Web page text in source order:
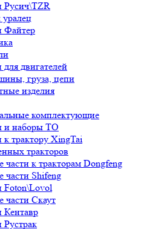
Русич\TZR
уралец
Файтер
для двигателей
груза, цепи
изделия
комплектующие
и наборы ТО
к трактору XingTai
тракторов
части к тракторам Dongfeng
части Shifeng
Foton\Lovol
части Скаут
Кентавр
Рустрак